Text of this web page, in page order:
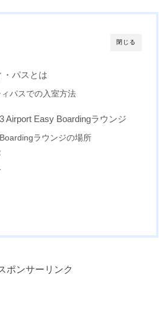
閉じる
・パスとは
パスでの入室方法
Airport Easy Boardingラウンジ
ラウンジの場所
ポンサーリンク